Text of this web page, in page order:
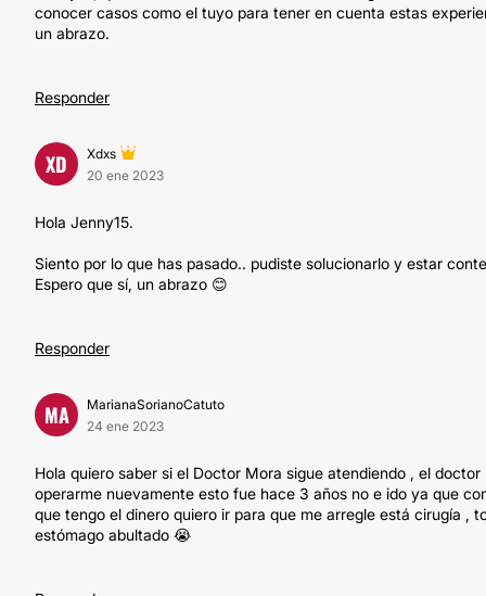
conocer casos como el tuyo para tener en cuenta estas
un abrazo.
Responder
XD
Xdxs
20 ene 2023
Hola Jenny15.
Siento por lo que has pasado.. pudiste solucionarlo y estar
Espero que sí, un abrazo 😊
Responder
MA
MarianaSorianoCatuto
24 ene 2023
Hola quiero saber si el Doctor Mora sigue atendiendo , el
operarme nuevamente esto fue hace 3 años no e ido ya que
que tengo el dinero quiero ir para que me arregle está cirugía ,
estómago abultado 😭